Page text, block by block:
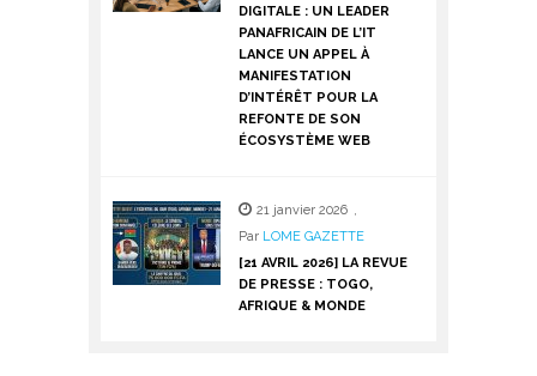
DIGITALE : UN LEADER
PANAFRICAIN DE L’IT
LANCE UN APPEL À
MANIFESTATION
D’INTÉRÊT POUR LA
REFONTE DE SON
ÉCOSYSTÈME WEB
21 janvier 2026 ,
Par LOME GAZETTE
[21 AVRIL 2026] LA REVUE
DE PRESSE : TOGO,
AFRIQUE & MONDE